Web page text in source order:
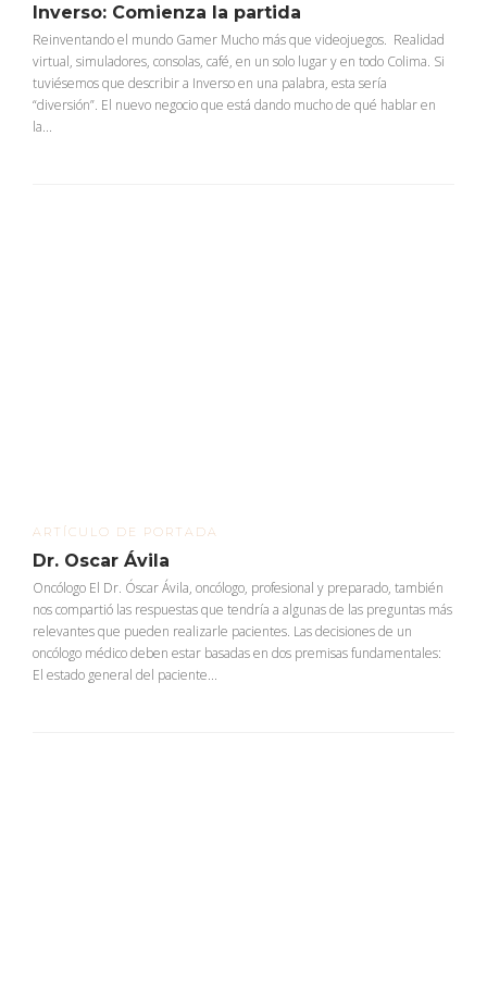
Inverso: Comienza la partida
Reinventando el mundo Gamer Mucho más que videojuegos. Realidad
virtual, simuladores, consolas, café, en un solo lugar y en todo Colima. Si
tuviésemos que describir a Inverso en una palabra, esta sería
“diversión”. El nuevo negocio que está dando mucho de qué hablar en
la...
ARTÍCULO DE PORTADA
Dr. Oscar Ávila
Oncólogo El Dr. Óscar Ávila, oncólogo, profesional y preparado, también
nos compartió las respuestas que tendría a algunas de las preguntas más
relevantes que pueden realizarle pacientes. Las decisiones de un
oncólogo médico deben estar basadas en dos premisas fundamentales:
El estado general del paciente...